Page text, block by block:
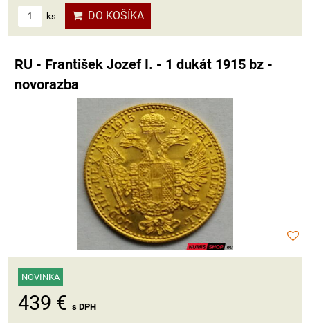
ks DO KOŠÍKA
RU - František Jozef I. - 1 dukát 1915 bz -
novorazba
NOVINKA
439 € s DPH